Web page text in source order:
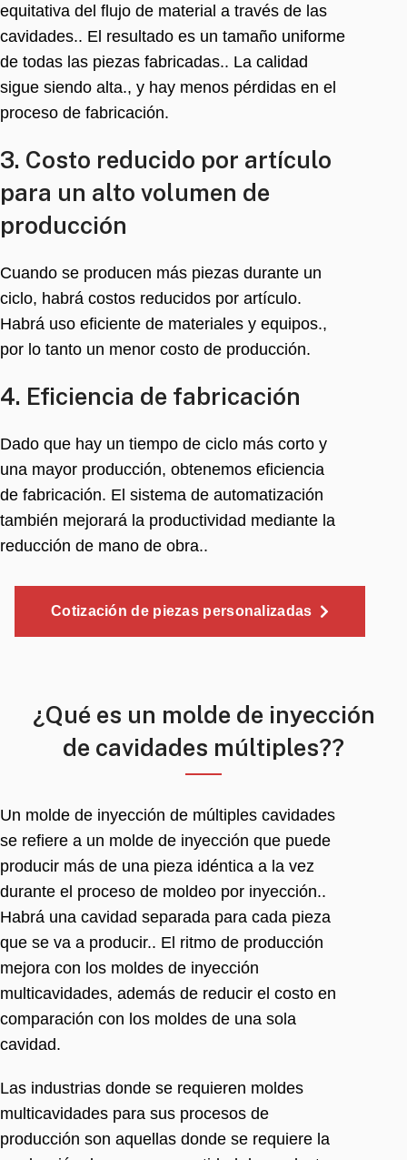
equitativa del flujo de material a través de las
cavidades.. El resultado es un tamaño uniforme
de todas las piezas fabricadas.. La calidad
sigue siendo alta., y hay menos pérdidas en el
proceso de fabricación.
3. Costo reducido por artículo
para un alto volumen de
producción
Cuando se producen más piezas durante un
ciclo, habrá costos reducidos por artículo.
Habrá uso eficiente de materiales y equipos.,
por lo tanto un menor costo de producción.
4. Eficiencia de fabricación
Dado que hay un tiempo de ciclo más corto y
una mayor producción, obtenemos eficiencia
de fabricación. El sistema de automatización
también mejorará la productividad mediante la
reducción de mano de obra..
Cotización de piezas personalizadas
¿Qué es un molde de inyección
de cavidades múltiples??
Un molde de inyección de múltiples cavidades
se refiere a un molde de inyección que puede
producir más de una pieza idéntica a la vez
durante el proceso de moldeo por inyección..
Habrá una cavidad separada para cada pieza
que se va a producir.. El ritmo de producción
mejora con los moldes de inyección
multicavidades, además de reducir el costo en
comparación con los moldes de una sola
cavidad.
Las industrias donde se requieren moldes
multicavidades para sus procesos de
producción son aquellas donde se requiere la